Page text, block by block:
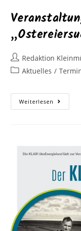
Redaktion
Aktuelles /
Weiterlesen